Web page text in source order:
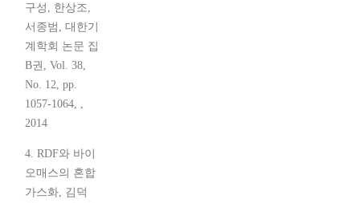
구성, 한상조,
서종범, 대한기
계학회 논문 집
B권, Vol. 38,
No. 12, pp.
1057-1064, ,
2014
4. RDF와 바이
오매스의 혼합
가스화, 김덕